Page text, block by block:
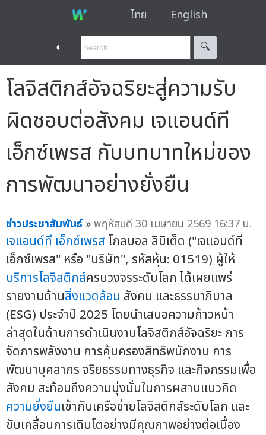
ไทย English
◐ 🔍︎
โลจิสติกส์อัจฉริยะสู่ความรับ
ผิดชอบต่อสังคม เจแอนด์ที
เอ็กซ์เพรส กับบทบาทใหม่ของ
การพัฒนาอย่างยั่งยืน
ข่าวประชาสัมพันธ์ »พฤหัสบดี 30 เมษายน 2569 16:37 น.
เจแอนด์ที เอ็กซ์เพรส โกลบอล ลิมิเต็ด ("เจแอนด์ที
เอ็กซ์เพรส" หรือ "บริษัท", รหัสหุ้น: 01519) ผู้ให้
บริการโลจิสติกส์ครบวงจรระดับโลก ได้เผยแพร่
รายงานด้านสิ่งแวดล้อม สังคม และธรรมาภิบาล
(ESG) ประจำปี 2025 โดยนำเสนอความก้าวหน้า
ล่าสุดในด้านการดำเนินงานโลจิสติกส์อัจฉริยะ การ
จัดการพลังงาน การคุ้มครองสิทธิพนักงาน การ
พัฒนาบุคลากร จริยธรรมทางธุรกิจ และกิจกรรมเพื่อ
สังคม สะท้อนถึงความมุ่งมั่นในการผสานแนวคิด
ความยั่งยืนเข้ากับเครือข่ายโลจิสติกส์ระดับโลก และ
ขับเคลื่อนการเติบโตอย่างมีคุณภาพอย่างต่อเนื่อง